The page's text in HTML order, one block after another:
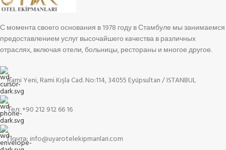
С момента своего основания в 1978 году в Стамбуле мы занимаемся
предоставлением услуг высочайшего качества в различных
отраслях, включая отели, больницы, рестораны и многое другое.
Rami Yeni, Rami Kışla Cad. No:114, 34055 Eyüpsultan / ISTANBUL
Тел: +90 212 912 66 16
Почта: info@uyarotelekipmanlari.com